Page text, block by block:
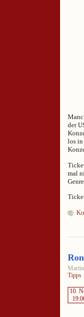
der
los in
mal
Genre.
Tipps
10.